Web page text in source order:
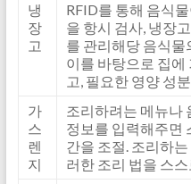
냉
장
고
RFID를 통해 음식
을 항시 검사, 냉장
를 관리해당 음식물
이를 바탕으로 집
고, 필요한 영양 성
가
스
렌
지
조리하려는 메뉴나
정보를 입력해주면
간을 조절. 조리하
러한 조리 법을 스